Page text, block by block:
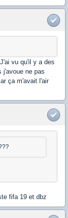
vu qu'il y a des
j'avoue ne pas
ça m'avait l'air
fifa 19 et dbz